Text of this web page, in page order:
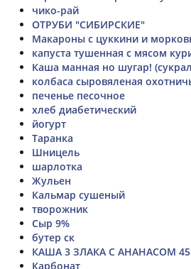
чико-рай
ОТРУБИ "СИБИРСКИЕ"
Макароны с цуккини и
капуста тушенная с мясом
Каша манная но шугар!
колбаса сыровяленая
печенье песочное
хлеб диабетический
йогурт
Таранка
Шницель
шарлотка
Жульен
Кальмар сушеный
творожник
Сыр 9%
бутер ск
КАША 3 ЗЛАКА С АНАНАСОМ 45
Карбонат